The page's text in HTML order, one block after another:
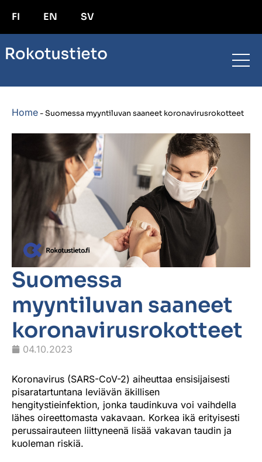
FI EN SV
Home-Suomessa myyntiluvan saaneet koronavirusrokotteet
Suomessa
myyntiluvan saaneet
koronavirusrokotteet
04.10.2023
Koronavirus (SARS-CoV-2) aiheuttaa ensisijaisesti
pisaratartuntana leviävän äkillisen
hengitystieinfektion, jonka taudinkuva voi vaihdella
lähes oireettomasta vakavaan. Korkea ikä erityisesti
perussairauteen liittyneenä lisää vakavan taudin ja
kuoleman riskiä.